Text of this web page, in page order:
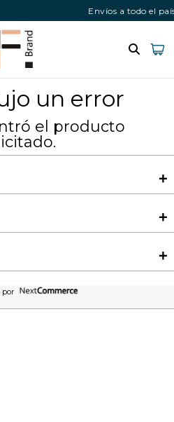
Envíos a todo el
un error
el producto
por